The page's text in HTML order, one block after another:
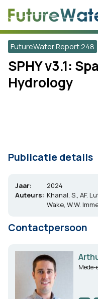
FutureWater Report 248
SPHY v3.1:
Hydrology
Publicatie details
Jaar:
2024
Auteurs: Khanal, S., AF.
Wake, W.W.
Contactpersoon